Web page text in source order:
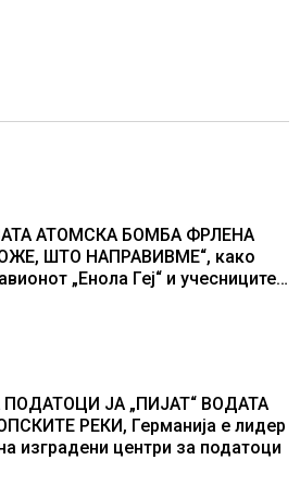
АТОМСКА БОМБА ФРЛЕНА
ШТО НАПРАВИВМЕ“, како
„Енола Геј“ и учесниците
ЈА „ПИЈАТ“ ВОДАТА
РЕКИ, Германија е лидер
изградени центри за податоци